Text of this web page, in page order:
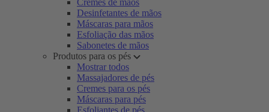
Cremes de mãos
Desinfetantes de mãos
Máscaras para mãos
Esfoliação das mãos
Sabonetes de mãos
Produtos para os pés
Mostrar todos
Massajadores de pés
Cremes para os pés
Máscaras para pés
Esfoliantes de pés